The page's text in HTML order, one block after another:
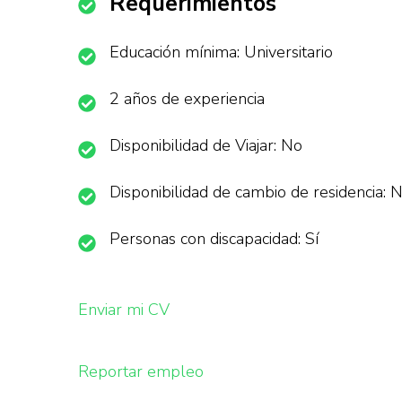
Educación mínima: Universitario
2 años de experiencia
Disponibilidad de Viajar: No
Disponibilidad de cambio de residencia:
Personas con discapacidad: Sí
Enviar mi CV
Reportar empleo